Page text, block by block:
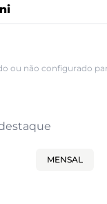
ou não configurado
MENSAL